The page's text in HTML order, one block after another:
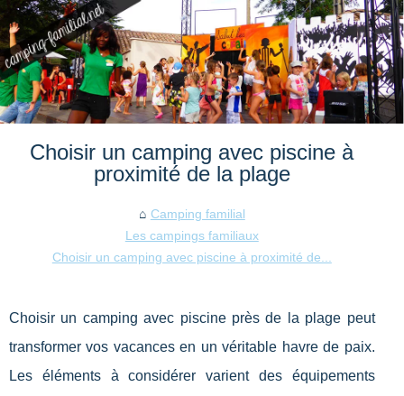
Choisir un camping avec piscine à
proximité de la plage
Camping familial
Les campings familiaux
Choisir un camping avec piscine à proximité de...
Choisir un camping avec piscine près de la plage peut
transformer vos vacances en un véritable havre de paix.
Les éléments à considérer varient des équipements